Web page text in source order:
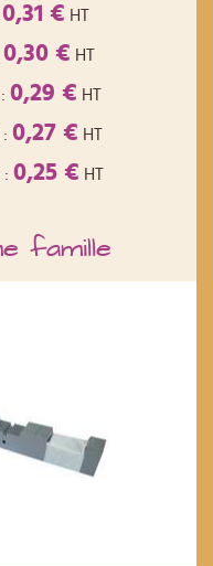
0,31 € HT
0,30 € HT
: 0,29 € HT
: 0,27 € HT
: 0,25 € HT
famille